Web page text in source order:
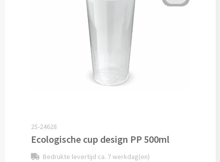
Muismatten bedrukken
Papier- & Memohouders bedrukken
Overige bureau artikelen
25-24628
Ecologische cup design PP 500ml
Bedrukte levertijd ca. 7 werkdag(en)